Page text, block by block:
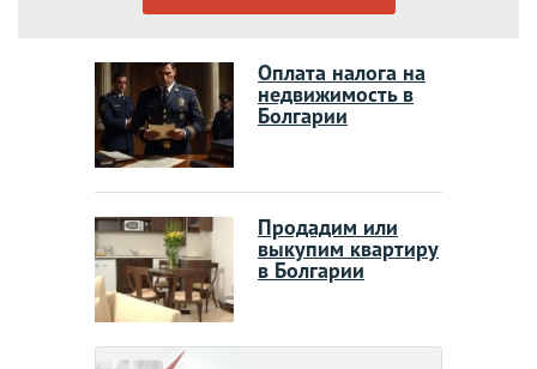
Оплата налога на
недвижимость в
Болгарии
Продадим или
выкупим квартиру
в Болгарии